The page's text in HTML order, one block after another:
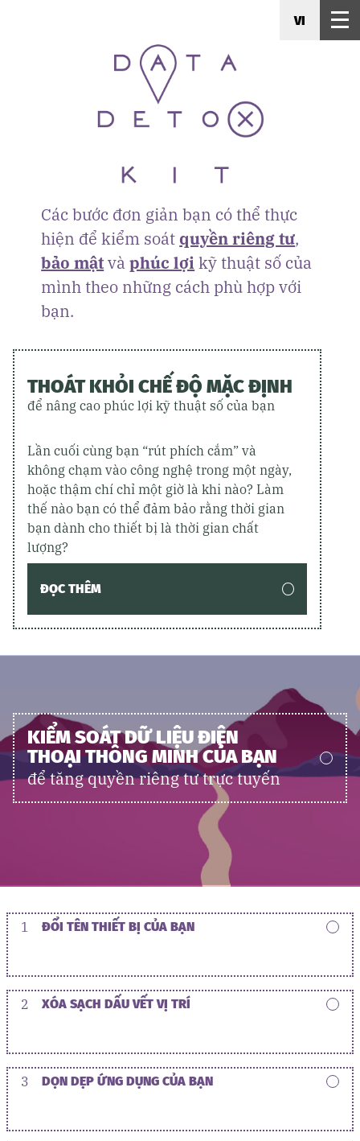
VI
Các bước đơn giản bạn có thể thực
hiện để kiểm soátquyền riêng tư,
bảo mậtvàphúc lợikỹ thuật số của
mình theo những cách phù hợp với
bạn.
THOÁT KHỎI CHẾ ĐỘ MẶC ĐỊNH
để nâng cao phúc lợi kỹ thuật số của bạn
Lần cuối cùng bạn “rút phích cắm” và
không chạm vào công nghệ trong một ngày,
hoặc thậm chí chỉ một giờ là khi nào? Làm
thế nào bạn có thể đảm bảo rằng thời gian
bạn dành cho thiết bị là thời gian chất
lượng?
ĐỌC THÊM
KIỂM SOÁT DỮ LIỆU ĐIỆN
THOẠI THÔNG MINH CỦA BẠN
để tăng quyền riêng tư trực tuyến
1 ĐỔI TÊN THIẾT BỊ CỦA BẠN
2 XÓA SẠCH DẤU VẾT VỊ TRÍ
3 DỌN DẸP ỨNG DỤNG CỦA BẠN